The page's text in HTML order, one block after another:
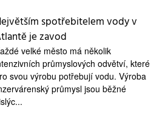
spotřebitelem vody v
je zavod
velké město má několik
průmyslových odvětví, které
svou výrobu potřebují vodu. Výroba
průmysl jsou běžné